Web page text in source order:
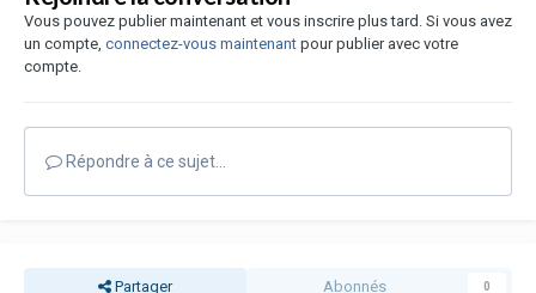
Vous pouvez publier maintenant et vous inscrire plus tard. Si vous avez
un compte, connectez-vous maintenant pour publier avec votre
compte.
Répondre à ce sujet…
Partager Abonnés 0